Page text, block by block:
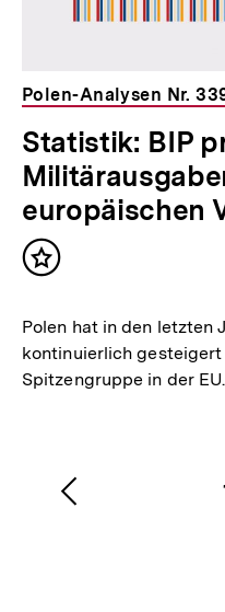
Polen-Analysen Nr.
Statistik: BIP
europäischen
Inhalt
Polen hat in den letzten
kontinuierlich
Spitzengruppe in der EU.
Vorherigen